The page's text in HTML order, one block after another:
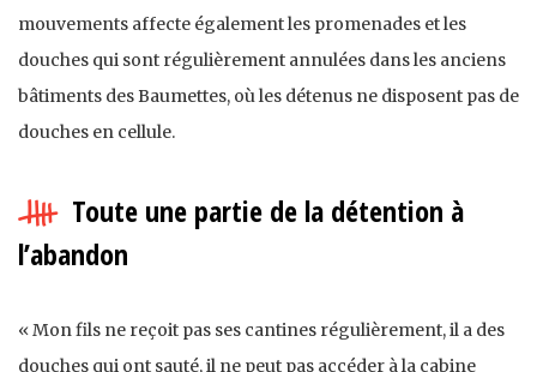
mouvements affecte également les promenades et les
douches qui sont régulièrement annulées dans les anciens
bâtiments des Baumettes, où les détenus ne disposent pas de
douches en cellule.
Toute une partie de la détention à
l’abandon
« Mon fils ne reçoit pas ses cantines régulièrement, il a des
douches qui ont sauté, il ne peut pas accéder à la cabine